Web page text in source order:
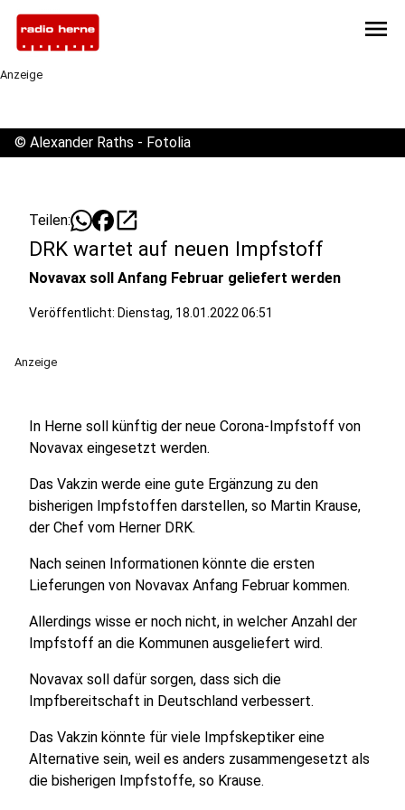
menu
Anzeige
© Alexander Raths - Fotolia
Teilen: open_in_new
DRK wartet auf neuen Impfstoff
Novavax soll Anfang Februar geliefert werden
Veröffentlicht: Dienstag, 18.01.2022 06:51
Anzeige
In Herne soll künftig der neue Corona-Impfstoff von
Novavax eingesetzt werden.
Das Vakzin werde eine gute Ergänzung zu den
bisherigen Impfstoffen darstellen, so Martin Krause,
der Chef vom Herner DRK.
Nach seinen Informationen könnte die ersten
Lieferungen von Novavax Anfang Februar kommen.
Allerdings wisse er noch nicht, in welcher Anzahl der
Impfstoff an die Kommunen ausgeliefert wird.
Novavax soll dafür sorgen, dass sich die
Impfbereitschaft in Deutschland verbessert.
Das Vakzin könnte für viele Impfskeptiker eine
Alternative sein, weil es anders zusammengesetzt als
die bisherigen Impfstoffe, so Krause.